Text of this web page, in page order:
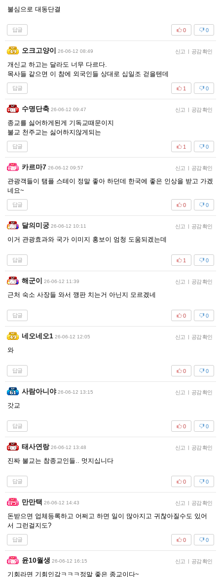
불심으로 대동단결
답글 0
0
오크고양이 26-06-12 08:49 신고 | 공감 확인
개신교 하고는 달라도 너무 다르다.
목사들 같으면 이 참에 외국인들 상대로 십일조 걷을텐데
답글 0
1
수명단축 26-06-12 09:47 신고 | 공감 확인
종교를 싫어하게된게 기독교때문이지
불교 천주교는 싫어하지않게되는
답글 0
1
카르마7 26-06-12 09:57 신고 | 공감 확인
관광객들이 탬플 스테이 정말 좋아 하던데 한국에 좋은 인상을 받고 가겠
네요~
답글 0
0
달의미궁 26-06-12 10:11 신고 | 공감 확인
이거 관광효과와 국가 이미지 홍보이 엄청 도움되겠는데
답글 0
1
해군이 26-06-12 11:39 신고 | 공감 확인
근처 숙소 사장들 와서 깽판 치는거 아닌지 모르겠네
답글 0
0
네오네오1 26-06-12 12:05 신고 | 공감 확인
와
답글 0
0
사람아니야 26-06-12 13:15 신고 | 공감 확인
갓교
답글 0
0
태사연랑 26-06-12 13:48 신고 | 공감 확인
진짜 불교는 참종교인들.. 멋지십니다
답글 0
0
만만택 26-06-12 14:43 신고 | 공감 확인
돈받으면 업체등록하고 어쩌고 하면 일이 많아지고 귀찮아질수도 있어
서 그런걸지도?
답글 0
0
윤10월생 26-06-12 16:15 신고 | 공감 확인
기회라면 기회인갘ㅋㅋㅋ정말 좋은 종교이다~